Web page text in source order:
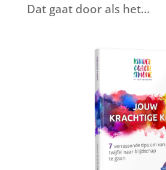
Dat gaat door als het...